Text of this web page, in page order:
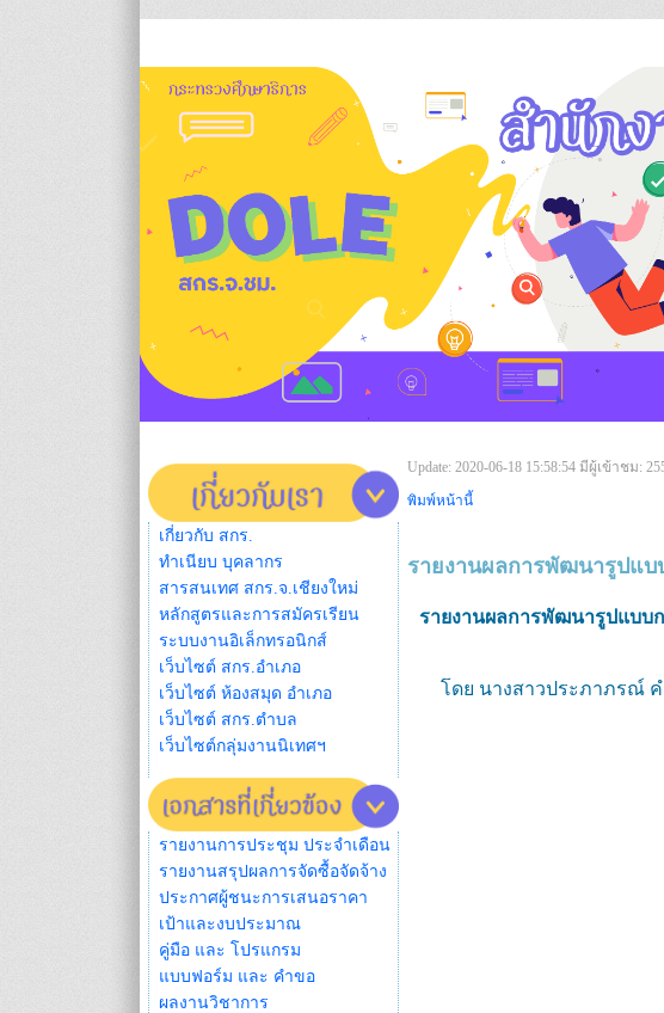
เกี่ยวกับ สกร.
ทำเนียบ บุคลากร
สารสนเทศ สกร.จ.เชียงใหม่
หลักสูตรและการสมัครเรียน
ระบบงานอิเล็กทรอนิกส์
เว็บไซต์ สกร.อำเภอ
เว็บไซต์ ห้องสมุด อำเภอ
เว็บไซต์ สกร.ตำบล
เว็บไซต์กลุ่มงานนิเทศฯ
รายงานการประชุม ประจำเดือน
รายงานสรุปผลการจัดซื้อจัดจ้าง
ประกาศผู้ชนะการเสนอราคา
เป้าและงบประมาณ
คู่มือ และ โปรแกรม
แบบฟอร์ม และ คำขอ
ผลงานวิชาการ
Update: 2020-06-18 15:58:54 มีผู้เข้าชม:
พิมพ์หน้านี้
รายงานผลการพัฒนารูปแบ
รายงานผลการพัฒนารูปแบบ
โดย นางสาวประภาภรณ์